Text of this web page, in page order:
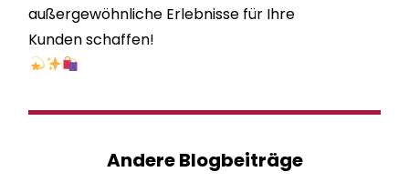
außergewöhnliche Erlebnisse für Ihre
Kunden schaffen!
Andere Blogbeiträge